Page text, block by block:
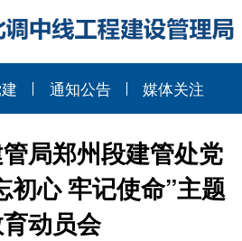
通知公告 媒体关注
局郑州段建管处党
初心 牢记使命”主题
动员会